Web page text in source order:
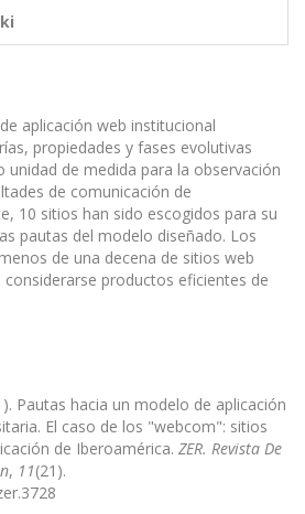
aplicación web institucional
propiedades y fases evolutivas
unidad de medida para la observación
de comunicación de
10 sitios han sido escogidos para su
pautas del modelo diseñado. Los
de una decena de sitios web
productos eficientes de
Pautas hacia un modelo de aplicación
El caso de los "webcom": sitios
de Iberoamérica. ZER. Revista De
, 11(21).